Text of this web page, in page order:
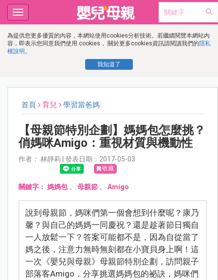
為提供您更多優質的內容，本網站使用cookies分析技術。若繼續閱覽本網站內
容，即表示您同意我們使用 cookies， 關於更多cookies資訊請閱讀我們的隱私
權說明 。
我知道了
Toggle
navigation
首頁 育兒 學習當爸媽
【母親節特別企劃】媽媽包怎麼挑？
俏媽咪Amigo：重視材質與機動性
作者： 林靜莉 | 發表日期：2017-05-03
收藏
關鍵字： 媽媽包、 母親節、 Amigo
說到母親節，媽咪們第一個會想到什麼呢？康乃
馨？與自己的媽媽一同慶祝？還是趁著節日獨自
一人放鬆一下？答案可能都不是，因為自從當了
媽之後，注意力無時無刻都在小寶貝身上啊！這
一次《嬰兒與母親》母親節特別企劃，訪問親子
部落客Amigo，分享挑選媽媽包的祕訣，媽咪們